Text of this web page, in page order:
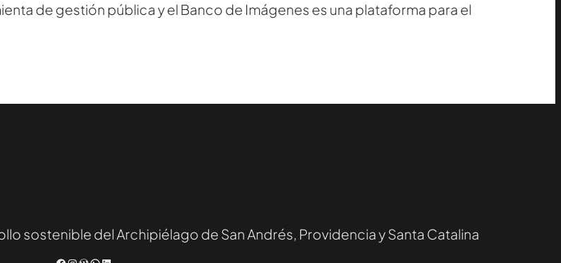
de gestión pública y el Banco de Imágenes es una plataforma para el
sostenible del Archipiélago de San Andrés, Providencia y Santa Catalina